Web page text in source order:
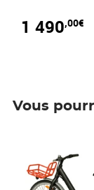
1 490,00€
Vous